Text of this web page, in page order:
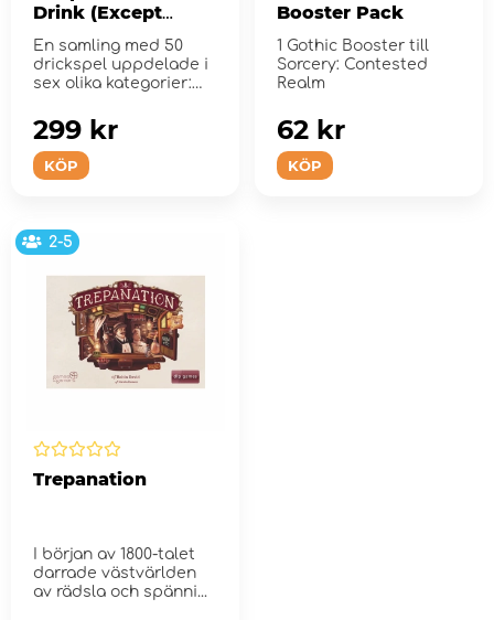
Drink (Except
En samling med 50
drickspel uppdelade i
sex olika kategorier:
...
KÖP
299 kr
Booster Pack
1 Gothic Booster till
Sorcery: Contested
Realm
KÖP
62 kr
2-5
Trepanation
I början av 1800-talet
darrade västvärlden
av rädsla och spänni...